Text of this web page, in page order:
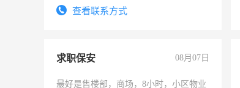
电话查看联系方式
求职保安 08月07日
最好是售楼部，商场，8小时，小区物业